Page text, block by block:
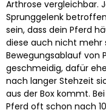
Arthrose vergleichbar.
Sprunggelenk
sein, dass dein Pferd
diese auch nicht mehr
Bewegungsablauf von
geschmeidig, dafür
nach langer Stehzeit
aus der Box kommt.
Pferd oft schon nach